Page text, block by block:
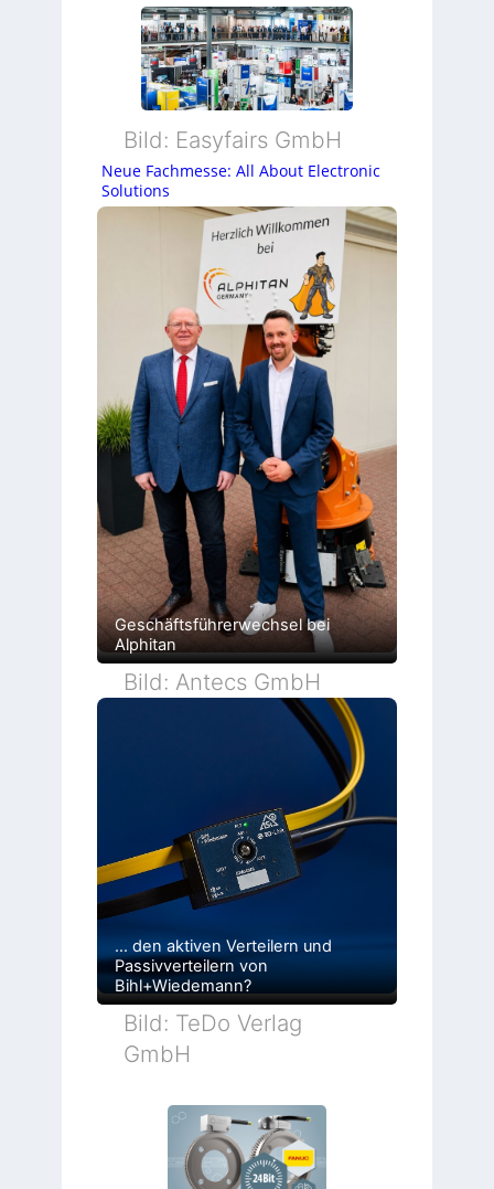
Bild: Easyfairs GmbH
Neue Fachmesse: All About Electronic
Solutions
Geschäftsführerwechsel bei
Alphitan
Bild: Antecs GmbH
… den aktiven Verteilern und
Passivverteilern von
Bihl+Wiedemann?
Bild: TeDo Verlag
GmbH